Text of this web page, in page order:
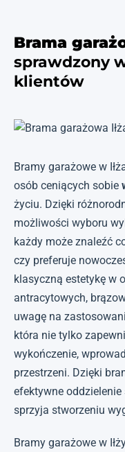
Brama
sprawdzony
klientów
Bramy garażowe w
osób ceniących sobie
życiu. Dzięki
możliwości wyboru
każdy może znaleźć
czy preferuje
klasyczną estetykę w
antracytowych,
uwagę na
która nie tylko
wykończenie,
przestrzeni. Dzięki
efektywne
sprzyja stworzeniu
Bramy garażowe w